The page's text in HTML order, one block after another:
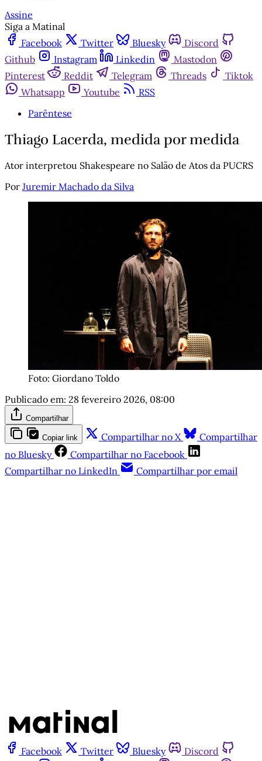
Assine
Siga a Matinal
Facebook
Twitter Bluesky
Discord
Github
Instagram Linkedin
Mastodon
Pinterest
Reddit Telegram Threads
Tiktok
Whatsapp
Youtube
RSS
Parêntese
Thiago Lacerda, medida por medida
Ator interpretou Shakespeare no Salão de Atos da PUCRS
Por Juremir Machado da Silva
Foto: Giordano Toldo
Publicado em: 28 fevereiro 2026, 08:00
Compartilhar
Copiar link Compartilhar no X
Compartilhar
no Bluesky
Compartilhar no Facebook
Compartilhar no LinkedIn
Compartilhar por email
Facebook Twitter Bluesky
Discord